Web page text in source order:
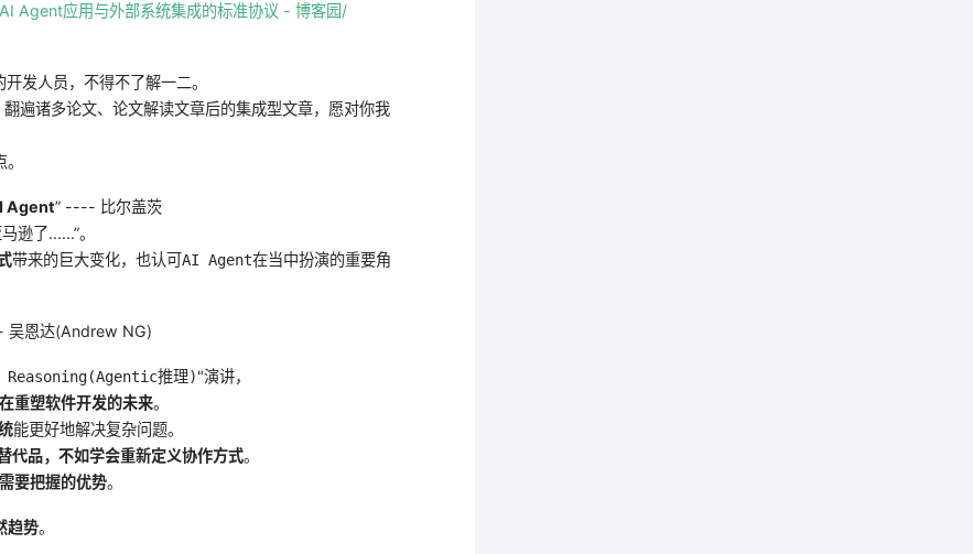
Agent应用与外部系统集成的标准协议 - 博客园/
发人员，不得不了解一二。
遍诸多论文、论文解读文章后的集成型文章，愿对你我
Agent” ---- 比尔盖茨
逊了......”。
带来的巨大变化，也认可AI Agent在当中扮演的重要角
吴恩达(Andrew NG)
推理)"演讲，
重塑软件开发的未来。
能更好地解决复杂问题。
代品，不如学会重新定义协作方式。
要把握的优势。
趋势。